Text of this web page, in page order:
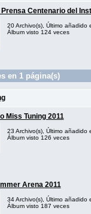
Prensa Centenario del
20 Archivo(s), Último añadido
Álbum visto 124 veces
en 1 página(s)
Miss Tuning 2011
23 Archivo(s), Último añadido
Álbum visto 126 veces
Arena 2011
34 Archivo(s), Último añadido
Álbum visto 187 veces